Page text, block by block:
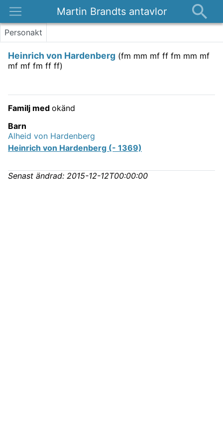
Martin Brandts antavlor
Platser
Om
Personakt
Heinrich von Hardenberg (fm mm mf ff fm mm mf
mf mf fm ff ff)
Familj med okänd
Barn
Alheid von Hardenberg
Heinrich von Hardenberg (- 1369)
Senast ändrad: 2015-12-12T00:00:00